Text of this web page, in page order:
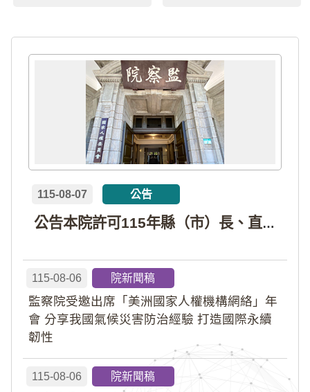
公告本院許可115年縣（市）長、直轄市議員、縣（市）議員擬參選人開立政治獻金專戶共計4戶。各專戶得收受政治獻金期間為自專戶許可設立日起至115年11月27日止，專戶名冊詳如附件。
115-08-07 公告
115-08-06 院新聞稿
監察院受邀出席「美洲國家人權機構網絡」年
會 分享我國氣候災害防治經驗 打造國際永續
韌性
115-08-06 院新聞稿